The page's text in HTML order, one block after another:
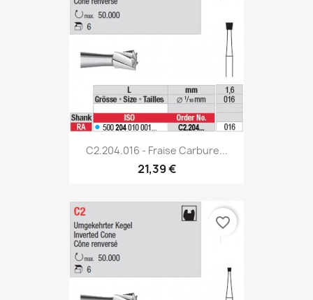
C2.204.016 - Fraise Carbure...
21,39 €
favorite_border